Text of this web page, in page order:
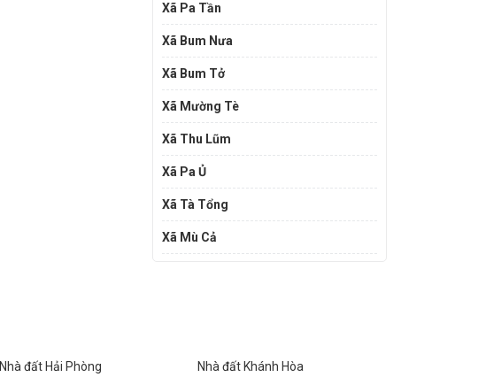
Xã Pa Tần
Xã Bum Nưa
Xã Bum Tở
Xã Mường Tè
Xã Thu Lũm
Xã Pa Ủ
Xã Tà Tổng
Xã Mù Cả
Nhà đất Hải Phòng
Nhà đất Khánh Hòa